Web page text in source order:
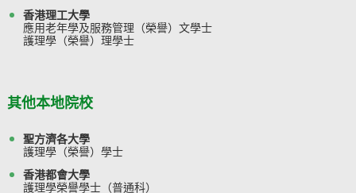
香港理工大學
應用老年學及服務管理（榮譽）文學士
護理學（榮譽）理學士
其他本地院校
聖方濟各大學
護理學（榮譽）學士
香港都會大學
護理學榮譽學士（普通科）